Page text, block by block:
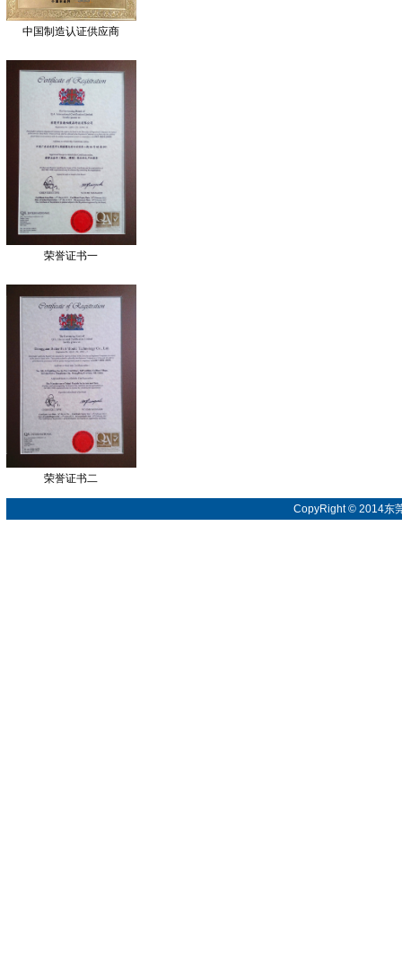
中国制造认证供应商
荣誉证书一
荣誉证书二
CopyRight © 2014东